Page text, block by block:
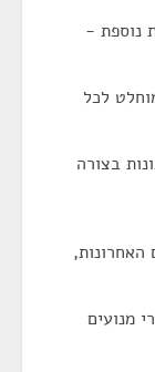
אפשרות נוספת -
לכל
בצורה
מנועים